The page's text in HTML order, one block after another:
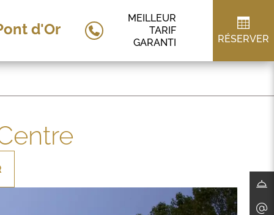
d'Or
MEILLEUR
TARIF
GARANTI
RÉSERVER